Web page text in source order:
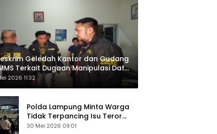
Geledah Kantor dan Gudang
Terkait Dugaan Manipulasi Data
Sawit
2026 11:32
Polda Lampung Minta Warga
Tidak Terpancing Isu Teror
Pocong Palsu, Patroli
30 Mei 2026 09:01